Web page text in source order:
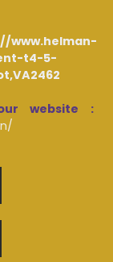
www.helman-
t4-5-
website :